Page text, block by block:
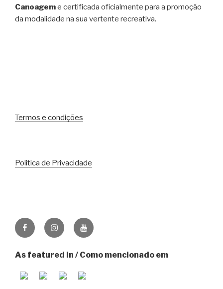
Canoageme certificada oficialmente para a promoção
da modalidade na sua vertente recreativa.
Termos e condições
Politica de Privacidade
FacebookInstagramYoutube
As featured in / Como mencionado em